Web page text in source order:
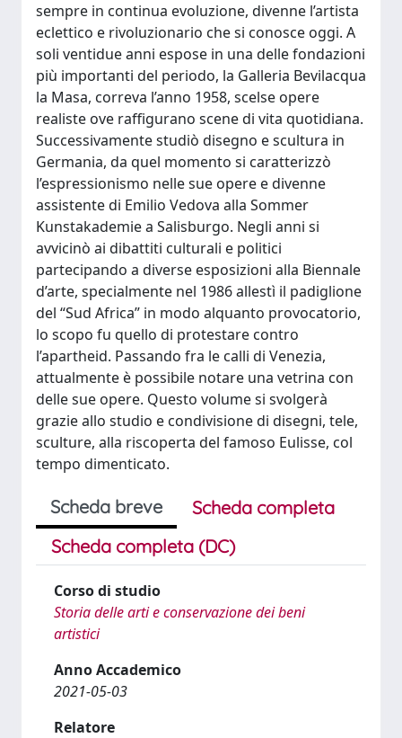
sempre in continua evoluzione, divenne l’artista
eclettico e rivoluzionario che si conosce oggi. A
soli ventidue anni espose in una delle fondazioni
più importanti del periodo, la Galleria Bevilacqua
la Masa, correva l’anno 1958, scelse opere
realiste ove raffigurano scene di vita quotidiana.
Successivamente studiò disegno e scultura in
Germania, da quel momento si caratterizzò
l’espressionismo nelle sue opere e divenne
assistente di Emilio Vedova alla Sommer
Kunstakademie a Salisburgo. Negli anni si
avvicinò ai dibattiti culturali e politici
partecipando a diverse esposizioni alla Biennale
d’arte, specialmente nel 1986 allestì il padiglione
del “Sud Africa” in modo alquanto provocatorio,
lo scopo fu quello di protestare contro
l’apartheid. Passando fra le calli di Venezia,
attualmente è possibile notare una vetrina con
delle sue opere. Questo volume si svolgerà
grazie allo studio e condivisione di disegni, tele,
sculture, alla riscoperta del famoso Eulisse, col
tempo dimenticato.
Scheda breve
Scheda completa
Scheda completa (DC)
Corso di studio
Storia delle arti e conservazione dei beni
artistici
Anno Accademico
2021-05-03
Relatore